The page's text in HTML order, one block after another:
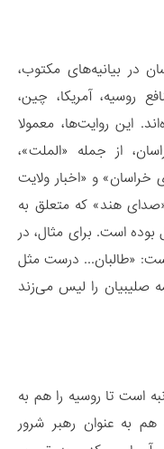
در بیانیه‌های مکتوب،
روسیه، آمریکا، چین،
این روایت‌ها، معمولا
از جمله «الملت»،
خراسان» و «اخبار ولایت
هند» که متعلق به
است. برای مثال، در
«طالبان... درست مثل
صلیبیان را لیس می‌زند
است تا روسیه را هم به
به عنوان رهبر شرور